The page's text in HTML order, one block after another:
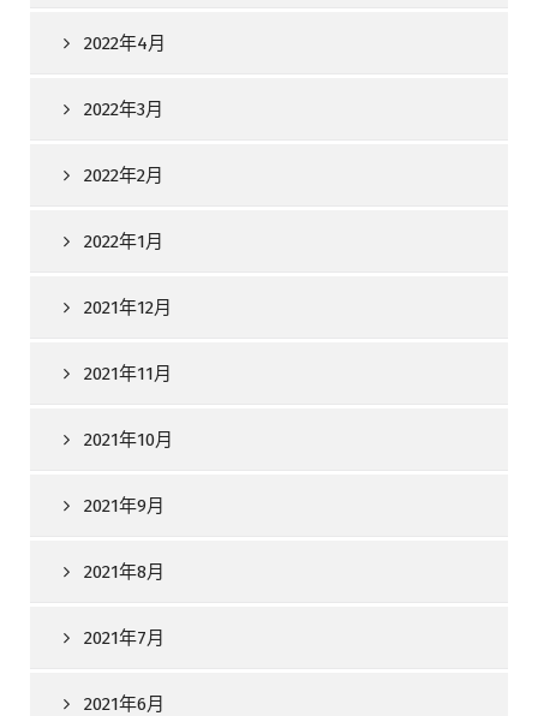
2022年4月
2022年3月
2022年2月
2022年1月
2021年12月
2021年11月
2021年10月
2021年9月
2021年8月
2021年7月
2021年6月